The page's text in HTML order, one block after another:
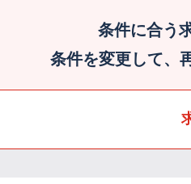
条件に合う
条件を変更して、